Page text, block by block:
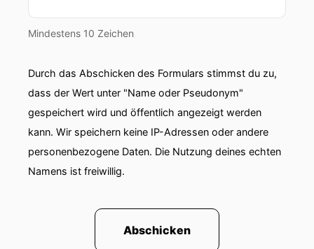
Mindestens 10 Zeichen
Durch das Abschicken des Formulars stimmst du zu,
dass der Wert unter "Name oder Pseudonym"
gespeichert wird und öffentlich angezeigt werden
kann. Wir speichern keine IP-Adressen oder andere
personenbezogene Daten. Die Nutzung deines echten
Namens ist freiwillig.
Abschicken